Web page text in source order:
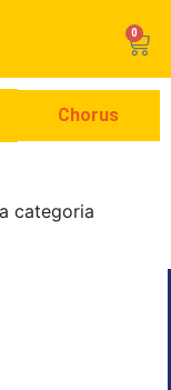
0
Chorus
categoria